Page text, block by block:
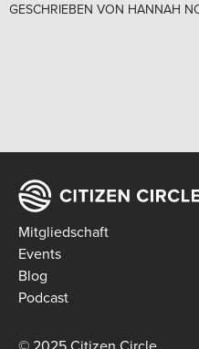
GESCHRIEBEN VON HANNAH
Mitgliedschaft
Events
Blog
Podcast